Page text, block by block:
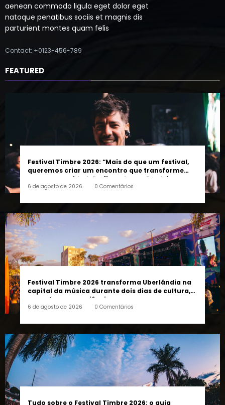
Lorem ipsum dolor sit amet adipiscing elit
aenean commodo ligula eget dolor eget
natoque penatibus sociis et magnis dis
FEATURED
Festival Timbre 2026: “Mais do que um festival,
pessoas e a cidade”, afirma Lucas Cordeiro
Festival Timbre 2026 transforma Uberlândia na
encontros e experiências